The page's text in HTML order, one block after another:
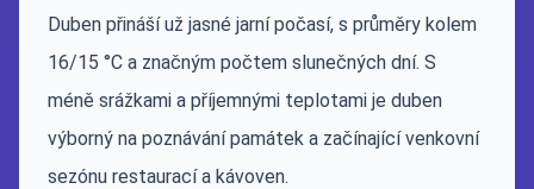
Duben přináší už jasné jarní počasí, s průměry kolem
16/15 °C a značným počtem slunečných dní. S
méně srážkami a příjemnými teplotami je duben
výborný na poznávání památek a začínající venkovní
sezónu restaurací a kávoven.